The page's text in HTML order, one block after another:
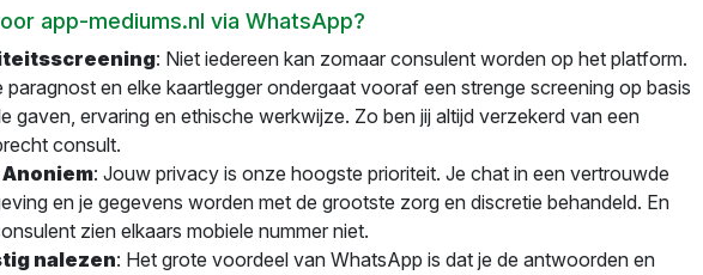
app-mediums.nl via WhatsApp?
: Niet iedereen kan zomaar consulent worden op het platform.
paragnost en elke kaartlegger ondergaat vooraf een strenge screening op basis
gaven, ervaring en ethische werkwijze. Zo ben jij altijd verzekerd van een
consult.
Anoniem: Jouw privacy is onze hoogste prioriteit. Je chat in een vertrouwde
en je gegevens worden met de grootste zorg en discretie behandeld. En
zien elkaars mobiele nummer niet.
nalezen: Het grote voordeel van WhatsApp is dat je de antwoorden en